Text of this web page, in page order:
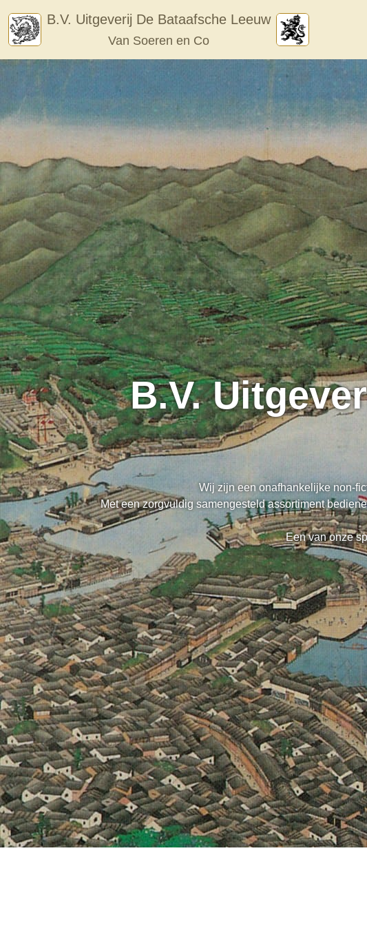
content
B.V. Uitgeverij De Bataafsche Leeuw
Van Soeren en Co
B.V.
Wij zijn een onafhankelijke non-
Met een zorgvuldig samengesteld assortiment
Een van onze